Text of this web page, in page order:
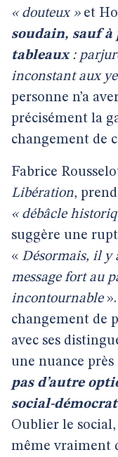
« douteux »et
soudain, sauf à
tableaux:
inconstant aux
personne n’a
précisément la
changement de
Fabrice
Libération,
« débâcle
suggère une
« Désormais, il y
message fort au
incontournable».
changement de
avec ses
une nuance près
pas d’autre
social-
Oublier le social,
même vraiment